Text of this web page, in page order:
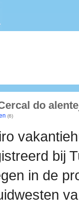
do
(6)
bij
in de